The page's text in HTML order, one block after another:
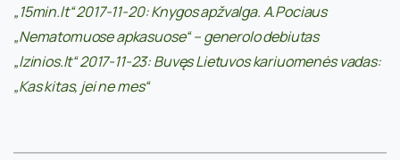
„15min.lt“ 2017-11-20: Knygos apžvalga. A.Pociaus
„Nematomuose apkasuose“ – generolo debiutas
„lzinios.lt“ 2017-11-23: Buvęs Lietuvos kariuomenės vadas:
„Kas kitas, jei ne mes“